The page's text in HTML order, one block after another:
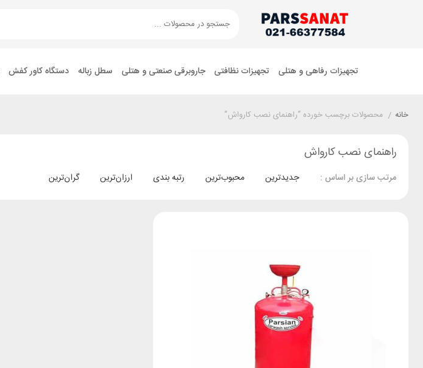
تجهیزات رفاهی و هتلی تجهیزات نظافتی جاروبرقی صنعتی و هتلی سطل زباله دستگاه کاور کفش
خانه / محصولات برچسب خورده “راهنمای نصب کارواش”
راهنمای نصب کارواش
مرتب سازی بر اساس : جدیدترین محبوب‌ترین رتبه بندی ارزان‌ترین گران‌ترین